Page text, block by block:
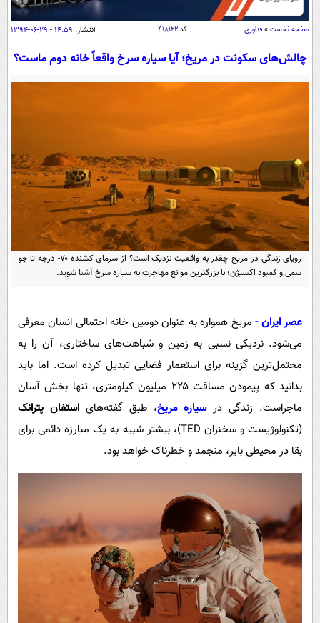
اقتصاد
اقتصادی
جامعه
یک برش دانایی
محیط زیست
سفر و تفریح
علم و دانش
فناوری و It
علمی
اخبار کریپتو
قرآن
گوناگون
سرگرمی
باشگاه مغز
مجله تصویری سلاح
فیلم
اقتصاد
ورزش
سرگرمی
فناوری
گوناگون
حوادث
محیط زیست
سلامت
بین الملل
اجتماعی
حیات وحش
سیاست خارجی
عصر ایران 2
خواندنی ها و دیدنی ها
پیامک
روانشناسی
دانلود
آموزش زبان
صفحه نخست » فناوری کد ۴۱۸۱۲۲ انتشار: ۱۴:۵۹ - ۲۹-۰۶-۱۳۹۴
چالش‌های سکونت در مریخ؛ آیا سیاره سرخ واقعاً خانه دوم ماست؟
رویای زندگی در مریخ چقدر به واقعیت نزدیک است؟ از سرمای کشنده ۷۰- درجه تا جو
سمی و کمبود اکسیژن؛ با بزرگترین موانع مهاجرت به سیاره سرخ آشنا شوید.
عصر ایران-مریخ همواره به عنوان دومین خانه احتمالی انسان معرفی
می‌شود. نزدیکی نسبی به زمین و شباهت‌های ساختاری، آن را به
محتمل‌ترین گزینه برای استعمار فضایی تبدیل کرده است. اما باید
بدانید که پیمودن مسافت ۲۲۵ میلیون کیلومتری، تنها بخش آسان
ماجراست. زندگی درسیاره مریخ، طبق گفته‌هایاستفان پترانک
(تکنولوژیست و سخنران TED)، بیشتر شبیه به یک مبارزه دائمی برای
بقا در محیطی بایر، منجمد و خطرناک خواهد بود.